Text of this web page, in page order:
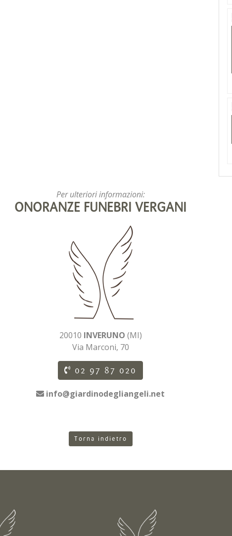
Per ulteriori informazioni:
ONORANZE FUNEBRI VERGANI
20010 INVERUNO (MI)
Via Marconi, 70
02 97 87 020
info@giardinodegliangeli.net
Torna indietro